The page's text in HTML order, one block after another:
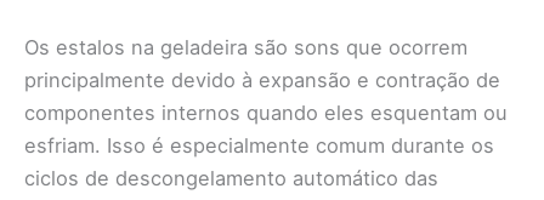
Os estalos na geladeira são sons que ocorrem
principalmente devido à expansão e contração de
componentes internos quando eles esquentam ou
esfriam. Isso é especialmente comum durante os
ciclos de descongelamento automático das